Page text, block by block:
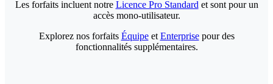
Les forfaits incluent notre Licence Pro Standard et sont pour un
accès mono-utilisateur.
Explorez nos forfaits Équipeet Enterprisepour des
fonctionnalités supplémentaires.